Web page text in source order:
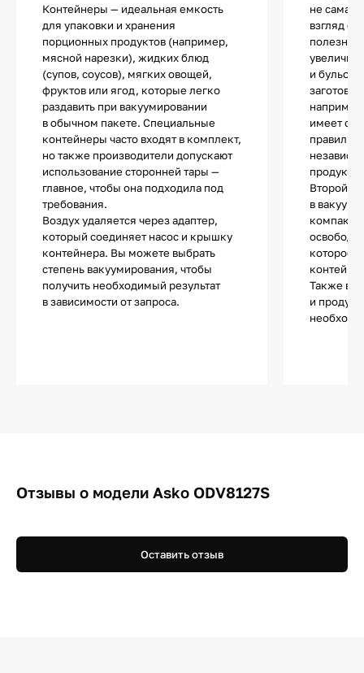
Контейнеры — идеальная емкость
для упаковки и хранения
порционных продуктов (например,
мясной нарезки), жидких блюд
(супов, соусов), мягких овощей,
фруктов или ягод, которые легко
раздавить при вакуумировании
в обычном пакете. Специальные
контейнеры часто входят в комплект,
но также производители допускают
использование сторонней тары —
главное, чтобы она подходила под
требования.
Воздух удаляется через адаптер,
который соединяет насос и крышку
контейнера. Вы можете выбрать
степень вакуумирования, чтобы
получить необходимый результат
в зависимости от запроса.
не самая
взгляд
и
имеет
продукта.
Второй
в
которое
Также в
и
Отзывы о модели Asko ODV8127S
Оставить отзыв